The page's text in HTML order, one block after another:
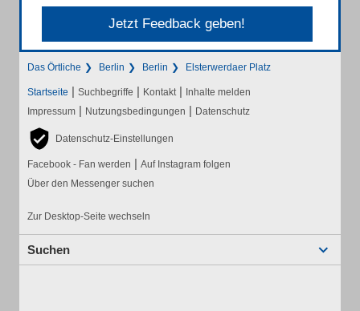
Jetzt Feedback geben!
Das Örtliche Berlin Berlin Elsterwerdaer Platz
Startseite | Suchbegriffe | Kontakt | Inhalte melden
Impressum | Nutzungsbedingungen | Datenschutz
Datenschutz-Einstellungen
Facebook - Fan werden | Auf Instagram folgen
Über den Messenger suchen
Zur Desktop-Seite wechseln
Suchen